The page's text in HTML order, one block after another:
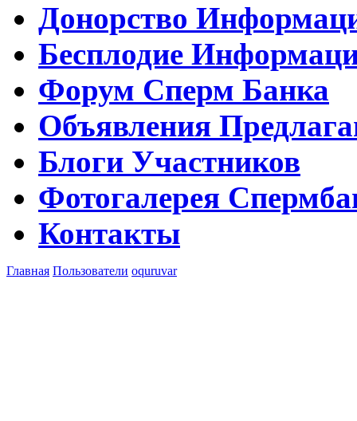
Донорство
Бесплодие
Форум Сперм Банка
Объявления
Блоги Участников
Фотогалерея
Контакты
Главная Пользователи oquruvar